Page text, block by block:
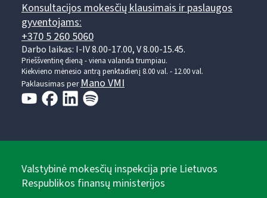
Konsultacijos mokesčių klausimais ir paslaugos
gyventojams:
+370 5 260 5060
Darbo laikas: I-IV 8.00-17.00, V 8.00-15.45.
Prieššventinę dieną - viena valanda trumpiau.
Kiekvieno mėnesio antrą penktadienį 8.00 val. - 12.00 val.
Paklausimas perMano VMI
Valstybinė mokesčių inspekcija prie Lietuvos
Respublikos finansų ministerijos